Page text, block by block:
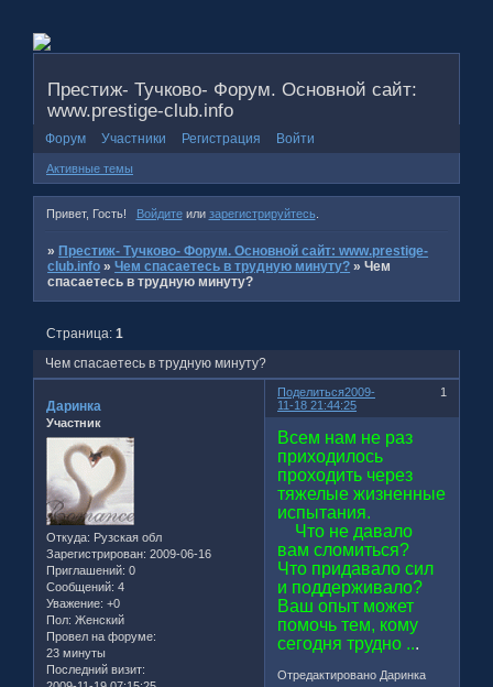
Престиж- Тучково- Форум. Основной сайт:
www.prestige-club.info
Форум Участники Регистрация Войти
Активные темы
Привет, Гость! Войдитеили зарегистрируйтесь.
» Престиж- Тучково- Форум. Основной сайт: www.prestige-
club.info »Чем спасаетесь в трудную минуту? »Чем
спасаетесь в трудную минуту?
Чем спасаетесь в трудную минуту?
Страница:1
Поделиться 1
2009-
11-18 21:44:25
Даринка
Участник
Откуда: Рузская обл
Зарегистрирован: 2009-06-16
Приглашений: 0
Сообщений: 4
Уважение: +0
Пол: Женский
Провел на форуме:
23 минуты
Последний визит:
Всем нам не раз
приходилось
проходить через
тяжелые жизненные
испытания.
Что не давало
вам сломиться?
Что придавало сил
и поддерживало?
Ваш опыт может
помочь тем, кому
сегодня трудно ...
Отредактировано Даринка